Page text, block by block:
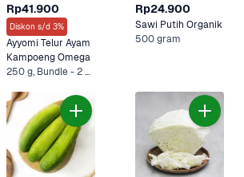
Rp41.900
Diskon s/d 3%
Ayyomi Telur Ayam
Kampoeng Omega
250 g, Bundle - 2 x 250 g*
Rp24.900
Sawi Putih Organik
500 gram